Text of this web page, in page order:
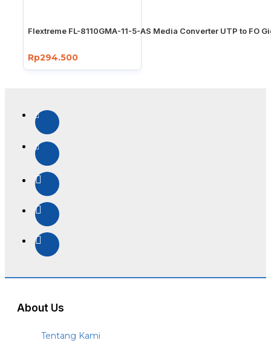
Flextreme FL-8110GMA-11-5-AS Media Converter UTP to FO
Rp294.500
About Us
Tentang Kami